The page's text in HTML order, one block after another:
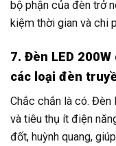
bộ phận của đèn trở
kiệm thời gian và chi
7. Đèn LED
các loại đèn
Chắc chắn là có. Đèn
và tiêu thụ ít điện
đốt, huỳnh quang,